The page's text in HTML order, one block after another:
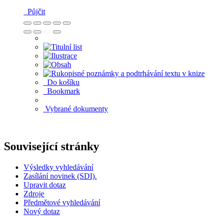
Půjčit
Do košíku
Bookmark
Vybrané dokumenty
Související stránky
Výsledky vyhledávání
Zasílání novinek (SDI).
Upravit dotaz
Zdroje
Předmětové vyhledávání
Nový dotaz